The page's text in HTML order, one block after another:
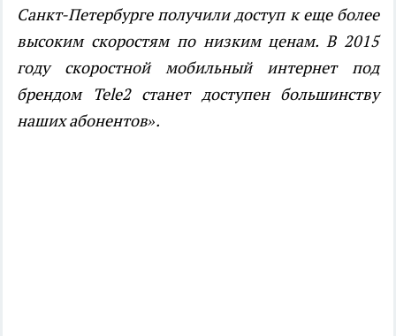
Санкт-Петербурге получили доступ к еще более
высоким скоростям по низким ценам. В 2015
году скоростной мобильный интернет под
брендом Tele2 станет доступен большинству
наших абонентов».